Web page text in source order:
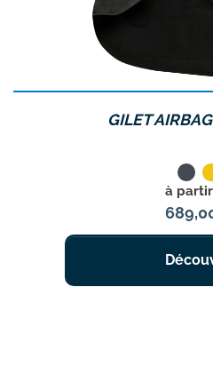
GILET
Noir
à